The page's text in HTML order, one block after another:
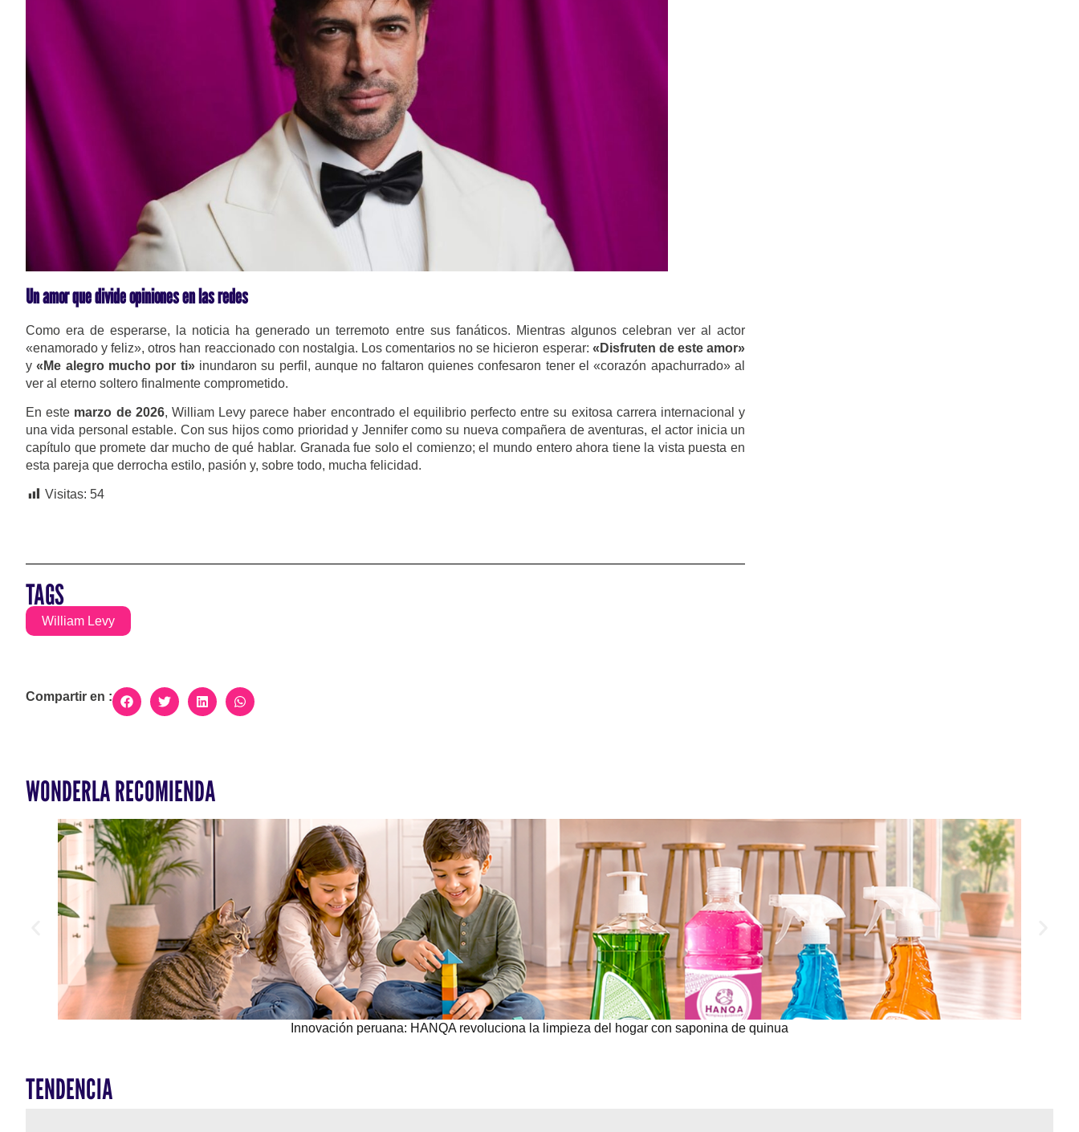
Un amor que divide opiniones en las redes
Como era de esperarse, la noticia ha generado un terremoto entre sus fanáticos. Mientras algunos celebran ver al actor
«enamorado y feliz», otros han reaccionado con nostalgia. Los comentarios no se hicieron esperar: «Disfruten de este amor»
y«Me alegro mucho por ti»inundaron su perfil, aunque no faltaron quienes confesaron tener el «corazón apachurrado» al
ver al eterno soltero finalmente comprometido.
En este marzo de 2026, William Levy parece haber encontrado el equilibrio perfecto entre su exitosa carrera internacional y
una vida personal estable. Con sus hijos como prioridad y Jennifer como su nueva compañera de aventuras, el actor inicia un
capítulo que promete dar mucho de qué hablar. Granada fue solo el comienzo; el mundo entero ahora tiene la vista puesta en
esta pareja que derrocha estilo, pasión y, sobre todo, mucha felicidad.
Visitas: 54
TAGS
William Levy
Compartir en :
WONDERLA RECOMIENDA
Innovación peruana: HANQA revoluciona la limpieza del hogar con saponina de quinua
TENDENCIA